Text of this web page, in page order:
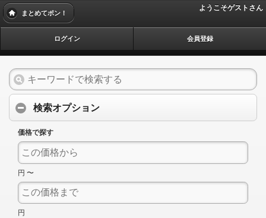
まとめてポン！
ようこそゲストさん
ログイン 会員登録
検索オプション
価格で探す
円 〜
円